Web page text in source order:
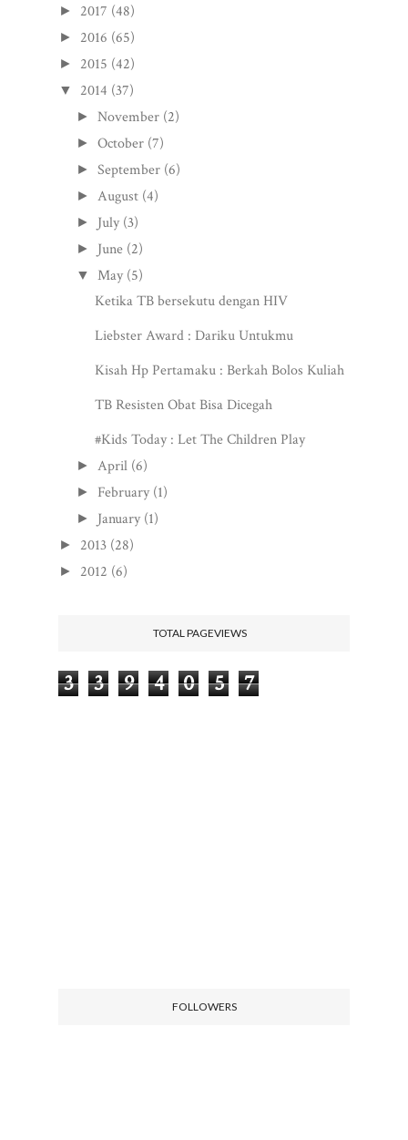
► 2017 (48)
► 2016 (65)
► 2015 (42)
▼ 2014 (37)
►November (2)
►October (7)
►September (6)
► August (4)
► July (3)
► June (2)
▼ May (5)
Ketika TB bersekutu dengan HIV
Liebster Award : Dariku Untukmu
Kisah Hp Pertamaku : Berkah Bolos Kuliah
TB Resisten Obat Bisa Dicegah
#Kids Today : Let The Children Play
► April (6)
► February (1)
► January (1)
► 2013 (28)
► 2012 (6)
TOTAL PAGEVIEWS
3 3 9 4 0 5 7
FOLLOWERS